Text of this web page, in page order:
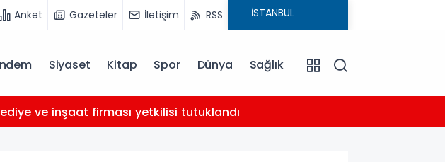
Anket Gazeteler İletişim RSS
Siyaset Kitap Spor Dünya Sağlık
ve inşaat firması yetkilisi tutuklandı